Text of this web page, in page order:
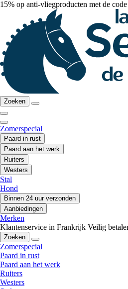
15% op anti-vliegproducten met de code
Zoeken
Zomerspecial
Paard in rust
Paard aan het werk
Ruiters
Westers
Stal
Hond
Binnen 24 uur verzonden
Aanbiedingen
Merken
Klantenservice in Frankrijk Veilig
Zoeken
Zomerspecial
Paard in rust
Paard aan het werk
Ruiters
Westers